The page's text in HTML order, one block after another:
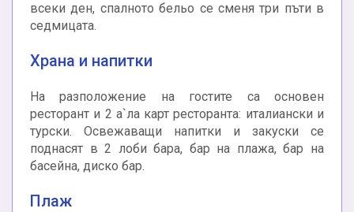
всеки ден, спалното бельо се сменя три пъти в
седмицата.
Храна и напитки
На разположение на гостите са основен
ресторант и 2 а`ла карт ресторанта: италиански и
турски. Освежаващи напитки и закуски се
поднасят в 2 лоби бара, бар на плажа, бар на
басейна, диско бар.
Плаж